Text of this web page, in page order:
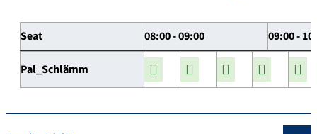
Seat 08:00 - 09:00 09:00 -
Pal_Schlämm